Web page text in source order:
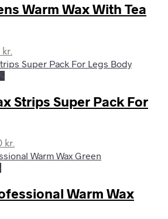
Warm Wax With Tea
kr.
aktuelle
50,00 kr..
Strips Super Pack For
kr..
kr.
aktuelle
75,00 kr..
Warm Wax